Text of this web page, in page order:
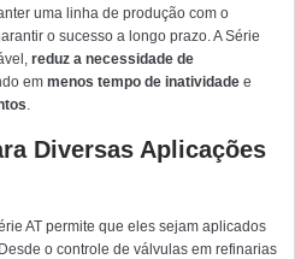
uma linha de produção com o
o sucesso a longo prazo. A Série
reduz a necessidade de
em menos tempo de inatividade e
Diversas Aplicações
AT permite que eles sejam aplicados
o controle de válvulas em refinarias